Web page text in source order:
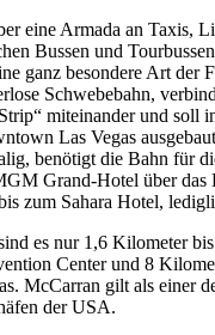
eine Armada an Taxis,
Bussen und
ganz besondere Art der
Schwebebahn,
miteinander und soll
Las Vegas
benötigt die Bahn für
Grand-Hotel über das
zum Sahara Hotel,
es nur 1,6 Kilometer
Center und 8
McCarran gilt als einer
der USA.